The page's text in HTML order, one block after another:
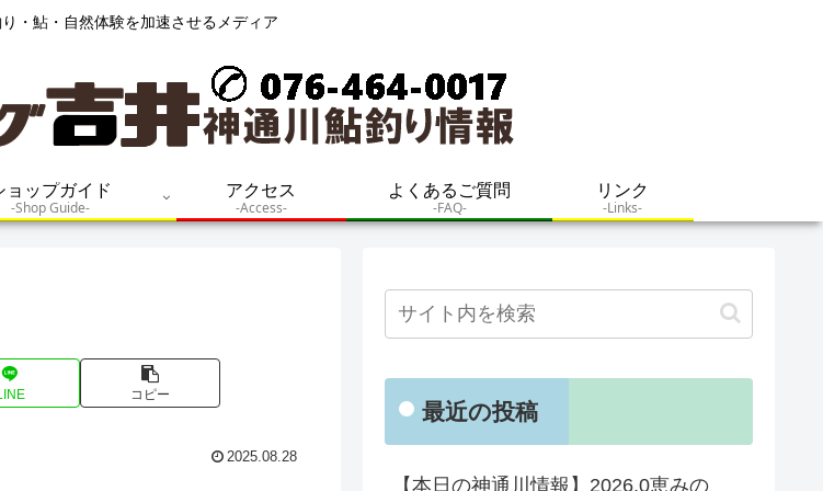
・鮎・自然体験を加速させるメディア
ョップガイド
-Shop Guide-
アクセス
-Access-
よくあるご質問
-FAQ-
リンク
-Links-
コピー
2025.08.28
最近の投稿
【本日の神通川情報】2026.0恵みの